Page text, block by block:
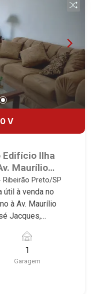
V
Edifício Ilha
Maurílio
Preto/SP
útil à venda no
à Av. Maurílio
Jacques,
social -
1
Garagem